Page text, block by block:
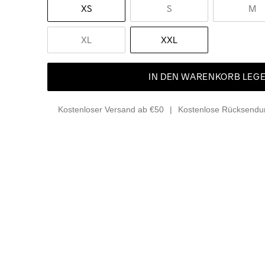
XS S M
XL XXL
IN DEN WARENKORB
Kostenloser Versand ab €50 Kostenlose